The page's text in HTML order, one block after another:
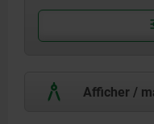
Afficher /